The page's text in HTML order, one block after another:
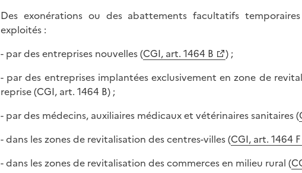
Des exonérations ou des abattements facultatifs
exploités :
- par des entreprises nouvelles (CGI, art. 1464 B
) ;
- par des entreprises implantées exclusivement en zone de
reprise (CGI, art. 1464 B) ;
- par des médecins, auxiliaires médicaux et vétérinaires sanitaires (
- dans les zones de revitalisation des centres-villes (CGI, art. 1464 F
- dans les zones de revitalisation des commerces en milieu rural (